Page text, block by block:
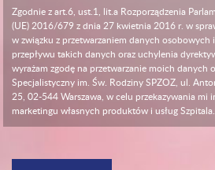
Zgodnie z art.6, ust.1, lit.a Rozporządzenia
(UE) 2016/679 z dnia 27 kwietnia 2016 r. w
w związku z przetwarzaniem danych osobowych
przepływu takich danych oraz uchylenia
wyrażam zgodę na przetwarzanie moich danych
Specjalistyczny im. Św. Rodziny SPZOZ, ul.
25, 02-544 Warszawa, w celu przekazywania mi
marketingu własnych produktów i usług Szpitala.